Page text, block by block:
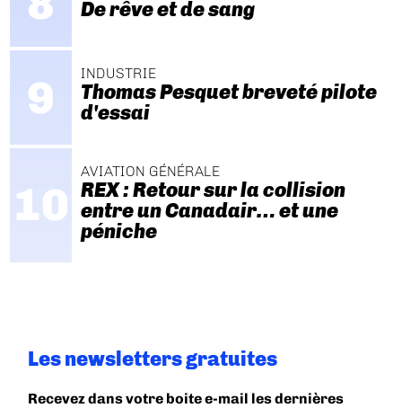
De rêve et de sang
INDUSTRIE
Thomas Pesquet breveté pilote
d'essai
AVIATION GÉNÉRALE
REX : Retour sur la collision
entre un Canadair… et une
péniche
Les newsletters gratuites
Recevez dans votre boite e-mail les dernières